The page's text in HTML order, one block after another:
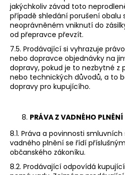
jakýchkoliv závad toto
případě shledání porušení obalu
neoprávněném vniknutí do
od přepravce převzít.
7.5. Prodávající si vyhrazuje
nebo dopravce objednávky na
dopravy, pokud je to nezbytné z
nebo technických důvodů, a to
dopravy pro kupujícího.
PRÁVA Z VADNÉHO PLNĚNÍ
8.1. Práva a povinnosti
vadného plnění se řídí
občanského zákoníku.
8.2. Prodávající odpovídá